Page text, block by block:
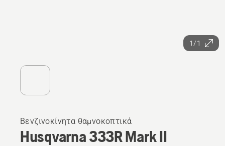
1/1
Βενζινοκίνητα θαμνοκοπτικά
Husqvarna 333R Mark II